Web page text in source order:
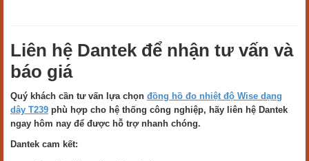
Liên hệ Dantek để nhận tư vấn và
báo giá
Quý khách cần tư vấn lựa chọn đồng hồ đo nhiệt độ Wise dạng
dây T239 phù hợp cho hệ thống công nghiệp, hãy liên hệ Dantek
ngay hôm nay để được hỗ trợ nhanh chóng.
Dantek cam kết: